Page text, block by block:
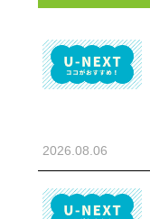
2026.08.06